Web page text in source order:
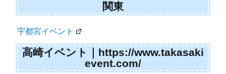
関東
宇都宮イベント
高崎イベント｜https://www.takasaki
event.com/